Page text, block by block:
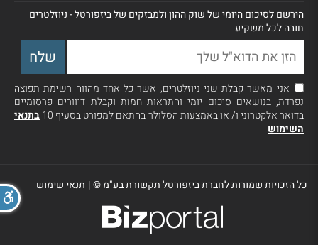
הירשם לסיכום היומי של שוק ההון ולמבזקים של ביזפורטל - ניוזלטרים
חובה לכל משקיע
אני מאשר קבלת שני ניוזלטרים, אשר כל אחד מהווה רשימת תפוצה
נפרדת, בנושאים סיכום יומי והתראות חמות וקבלת דיוורים פרסומיים
בדואר אלקטרוני ו/ או באמצעות הסלולר בהתאם למפורט בסעיף 10
בתנאי
השימוש
כל הזכויות שמורות לחברת ביזפורטל תקשורת בע"מ ©| תנאי שימוש